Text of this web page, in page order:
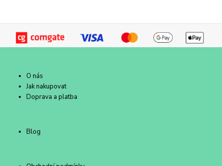
O nás
Jak nakupovat
Doprava a platba
Blog